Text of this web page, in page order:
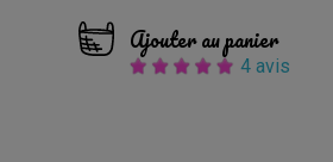
Ajouter au panier
4 avis